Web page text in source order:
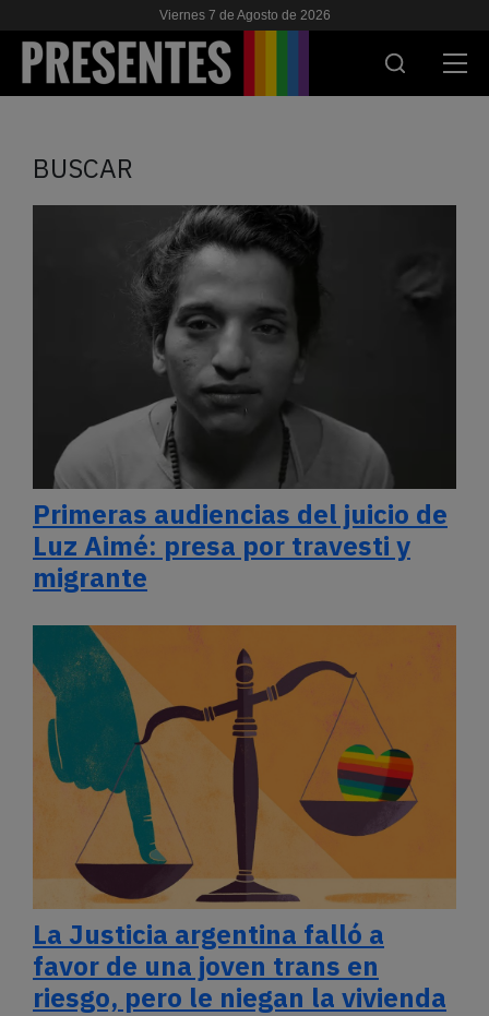
Viernes 7 de Agosto de 2026
APOYANOS
ES EN
BUSCAR
Primeras audiencias del juicio de
Luz Aimé: presa por travesti y
migrante
La Justicia argentina falló a
favor de una joven trans en
riesgo, pero le niegan la vivienda